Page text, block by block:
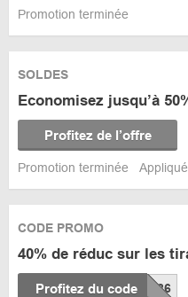
Promotion terminée
SOLDES
Economisez jusqu’à
Profitez de l’offre
Promotion terminée
CODE PROMO
40% de réduc sur les
Profitez du code